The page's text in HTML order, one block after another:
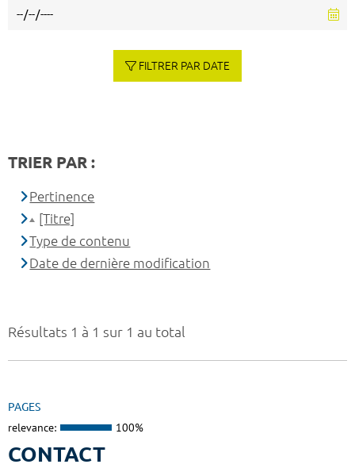
Résultats 1 à 1 sur 1 au total
PAGES
relevance: 100%
CONTACT
FILTRER PAR DATE
TRIER PAR :
Pertinence
[Titre]
Type de contenu
Date de dernière modification